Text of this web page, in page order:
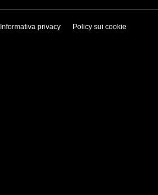
Informativa privacy Policy sui cookie